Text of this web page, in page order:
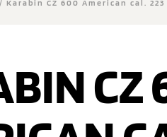
/ Karabin CZ 600 American cal. 223
CZ